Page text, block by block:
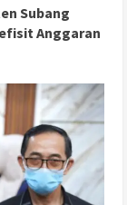
Subang
Anggaran